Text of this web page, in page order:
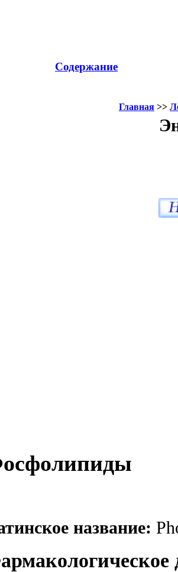
Содержание
Главная >>
название: